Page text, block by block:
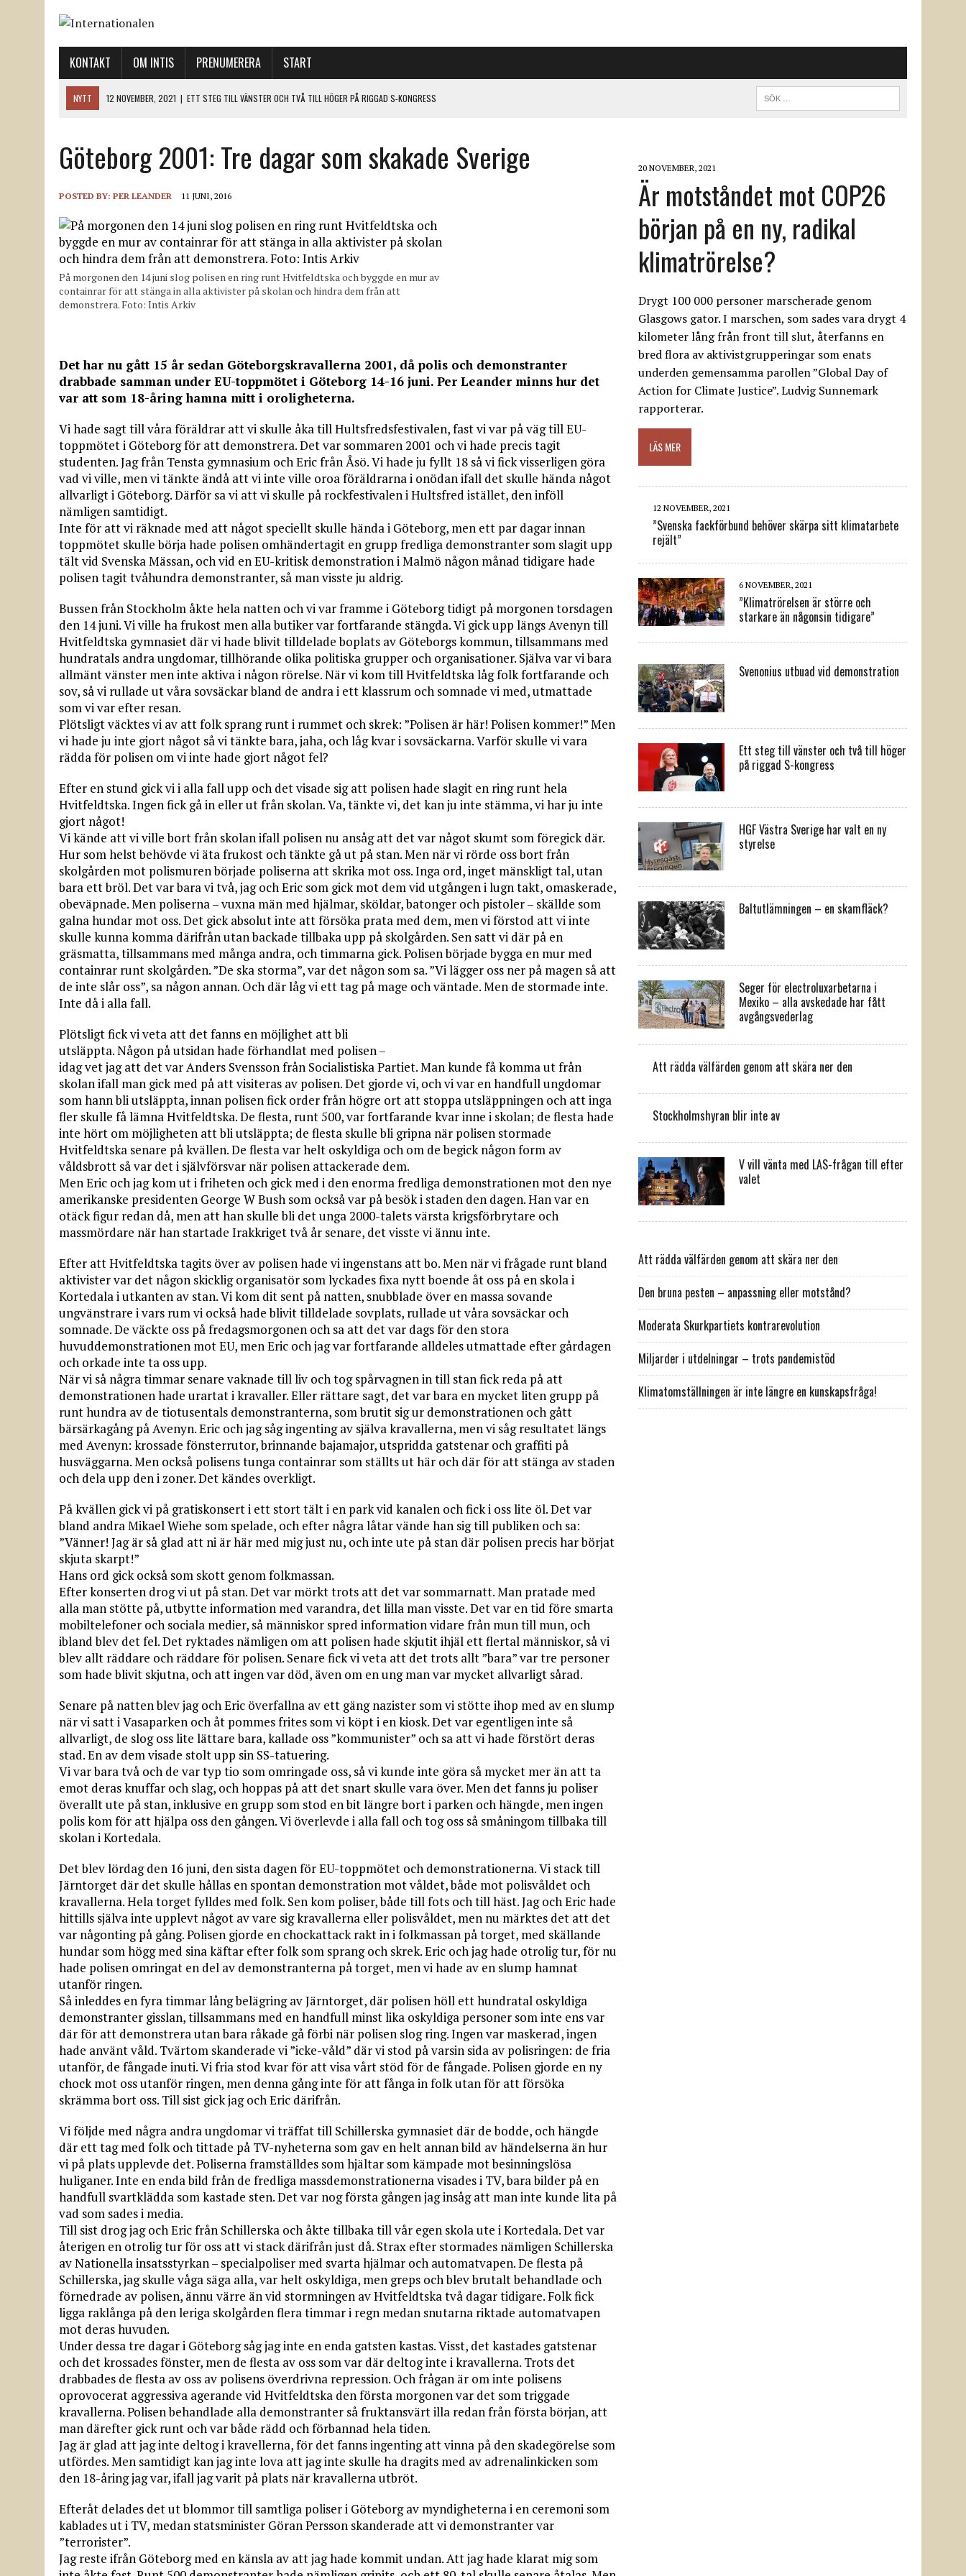
KONTAKT OM INTIS PRENUMERERA START
NYTT 12 NOVEMBER, 2021 | ETT STEG TILL VÄNSTER OCH TVÅ TILL HÖGER PÅ RIGGAD S-KONGRESS
12 NOVEMBER, 2021
”SVENSKA FACKFÖRBUND BEHÖVER SKÄRPA SITT KLIMATARBETE REJÄLT”
18 NOVEMBER, 2021 |
SVENONIUS UTBUAD VID DEMONSTRATION
18 NOVEMBER, 2021 | LO-LEDNINGEN GER UPP ETT LANDMÄRKE
Göteborg 2001: Tre dagar som skakade Sverige
POSTED BY: PER LEANDER 11 JUNI, 2016
På morgonen den 14 juni slog polisen en ring runt Hvitfeldtska och byggde en mur av
containrar för att stänga in alla aktivister på skolan och hindra dem från att
demonstrera. Foto: Intis Arkiv
Det har nu gått 15 år sedan Göteborgskravallerna 2001, då polis och demonstranter
drabbade samman under EU-toppmötet i Göteborg 14-16 juni. Per Leander minns hur det
var att som 18-åring hamna mitt i oroligheterna.
Vi hade sagt till våra föräldrar att vi skulle åka till Hultsfredsfestivalen, fast vi var på väg till EU-
toppmötet i Göteborg för att demonstrera. Det var sommaren 2001 och vi hade precis tagit
studenten. Jag från Tensta gymnasium och Eric från Åsö. Vi hade ju fyllt 18 så vi fick visserligen göra
vad vi ville, men vi tänkte ändå att vi inte ville oroa föräldrarna i onödan ifall det skulle hända något
allvarligt i Göteborg. Därför sa vi att vi skulle på rockfestivalen i Hultsfred istället, den inföll
nämligen samtidigt.
Inte för att vi räknade med att något speciellt skulle hända i Göteborg, men ett par dagar innan
toppmötet skulle börja hade polisen omhändertagit en grupp fredliga demonstranter som slagit upp
tält vid Svenska Mässan, och vid en EU-kritisk demonstration i Malmö någon månad tidigare hade
polisen tagit tvåhundra demonstranter, så man visste ju aldrig.
Bussen från Stockholm åkte hela natten och vi var framme i Göteborg tidigt på morgonen torsdagen
den 14 juni. Vi ville ha frukost men alla butiker var fortfarande stängda. Vi gick upp längs Avenyn till
Hvitfeldtska gymnasiet där vi hade blivit tilldelade boplats av Göteborgs kommun, tillsammans med
hundratals andra ungdomar, tillhörande olika politiska grupper och organisationer. Själva var vi bara
allmänt vänster men inte aktiva i någon rörelse. När vi kom till Hvitfeldtska låg folk fortfarande och
sov, så vi rullade ut våra sovsäckar bland de andra i ett klassrum och somnade vi med, utmattade
som vi var efter resan.
Plötsligt väcktes vi av att folk sprang runt i rummet och skrek: ”Polisen är här! Polisen kommer!” Men
vi hade ju inte gjort något så vi tänkte bara, jaha, och låg kvar i sovsäckarna. Varför skulle vi vara
rädda för polisen om vi inte hade gjort något fel?
Efter en stund gick vi i alla fall upp och det visade sig att polisen hade slagit en ring runt hela
Hvitfeldtska. Ingen fick gå in eller ut från skolan. Va, tänkte vi, det kan ju inte stämma, vi har ju inte
gjort något!
Vi kände att vi ville bort från skolan ifall polisen nu ansåg att det var något skumt som föregick där.
Hur som helst behövde vi äta frukost och tänkte gå ut på stan. Men när vi rörde oss bort från
skolgården mot polismuren började poliserna att skrika mot oss. Inga ord, inget mänskligt tal, utan
bara ett bröl. Det var bara vi två, jag och Eric som gick mot dem vid utgången i lugn takt, omaskerade,
obeväpnade. Men poliserna – vuxna män med hjälmar, sköldar, batonger och pistoler – skällde som
galna hundar mot oss. Det gick absolut inte att försöka prata med dem, men vi förstod att vi inte
skulle kunna komma därifrån utan backade tillbaka upp på skolgården. Sen satt vi där på en
gräsmatta, tillsammans med många andra, och timmarna gick. Polisen började bygga en mur med
containrar runt skolgården. ”De ska storma”, var det någon som sa. ”Vi lägger oss ner på magen så att
de inte slår oss”, sa någon annan. Och där låg vi ett tag på mage och väntade. Men de stormade inte.
Inte då i alla fall.
Plötsligt fick vi veta att det fanns en möjlighet att bli
utsläppta. Någon på utsidan hade förhandlat med polisen –
idag vet jag att det var Anders Svensson från Socialistiska Partiet. Man kunde få komma ut från
skolan ifall man gick med på att visiteras av polisen. Det gjorde vi, och vi var en handfull ungdomar
som hann bli utsläppta, innan polisen fick order från högre ort att stoppa utsläppningen och att inga
fler skulle få lämna Hvitfeldtska. De flesta, runt 500, var fortfarande kvar inne i skolan; de flesta hade
inte hört om möjligheten att bli utsläppta; de flesta skulle bli gripna när polisen stormade
Hvitfeldtska senare på kvällen. De flesta var helt oskyldiga och om de begick någon form av
våldsbrott så var det i självförsvar när polisen attackerade dem.
Men Eric och jag kom ut i friheten och gick med i den enorma fredliga demonstrationen mot den nye
amerikanske presidenten George W Bush som också var på besök i staden den dagen. Han var en
otäck figur redan då, men att han skulle bli det unga 2000-talets värsta krigsförbrytare och
massmördare när han startade Irakkriget två år senare, det visste vi ännu inte.
Efter att Hvitfeldtska tagits över av polisen hade vi ingenstans att bo. Men när vi frågade runt bland
aktivister var det någon skicklig organisatör som lyckades fixa nytt boende åt oss på en skola i
Kortedala i utkanten av stan. Vi kom dit sent på natten, snubblade över en massa sovande
ungvänstrare i vars rum vi också hade blivit tilldelade sovplats, rullade ut våra sovsäckar och
somnade. De väckte oss på fredagsmorgonen och sa att det var dags för den stora
huvuddemonstrationen mot EU, men Eric och jag var fortfarande alldeles utmattade efter gårdagen
och orkade inte ta oss upp.
När vi så några timmar senare vaknade till liv och tog spårvagnen in till stan fick reda på att
demonstrationen hade urartat i kravaller. Eller rättare sagt, det var bara en mycket liten grupp på
runt hundra av de tiotusentals demonstranterna, som brutit sig ur demonstrationen och gått
bärsärkagång på Avenyn. Eric och jag såg ingenting av själva kravallerna, men vi såg resultatet längs
med Avenyn: krossade fönsterrutor, brinnande bajamajor, utspridda gatstenar och graffiti på
husväggarna. Men också polisens tunga containrar som ställts ut här och där för att stänga av staden
och dela upp den i zoner. Det kändes overkligt.
På kvällen gick vi på gratiskonsert i ett stort tält i en park vid kanalen och fick i oss lite öl. Det var
bland andra Mikael Wiehe som spelade, och efter några låtar vände han sig till publiken och sa:
”Vänner! Jag är så glad att ni är här med mig just nu, och inte ute på stan där polisen precis har börjat
skjuta skarpt!”
Hans ord gick också som skott genom folkmassan.
Efter konserten drog vi ut på stan. Det var mörkt trots att det var sommarnatt. Man pratade med
alla man stötte på, utbytte information med varandra, det lilla man visste. Det var en tid före smarta
mobiltelefoner och sociala medier, så människor spred information vidare från mun till mun, och
ibland blev det fel. Det ryktades nämligen om att polisen hade skjutit ihjäl ett flertal människor, så vi
blev allt räddare och räddare för polisen. Senare fick vi veta att det trots allt ”bara” var tre personer
som hade blivit skjutna, och att ingen var död, även om en ung man var mycket allvarligt sårad.
Senare på natten blev jag och Eric överfallna av ett gäng nazister som vi stötte ihop med av en slump
när vi satt i Vasaparken och åt pommes frites som vi köpt i en kiosk. Det var egentligen inte så
allvarligt, de slog oss lite lättare bara, kallade oss ”kommunister” och sa att vi hade förstört deras
stad. En av dem visade stolt upp sin SS-tatuering.
Vi var bara två och de var typ tio som omringade oss, så vi kunde inte göra så mycket mer än att ta
emot deras knuffar och slag, och hoppas på att det snart skulle vara över. Men det fanns ju poliser
överallt ute på stan, inklusive en grupp som stod en bit längre bort i parken och hängde, men ingen
polis kom för att hjälpa oss den gången. Vi överlevde i alla fall och tog oss så småningom tillbaka till
skolan i Kortedala.
Det blev lördag den 16 juni, den sista dagen för EU-toppmötet och demonstrationerna. Vi stack till
Järntorget där det skulle hållas en spontan demonstration mot våldet, både mot polisvåldet och
kravallerna. Hela torget fylldes med folk. Sen kom poliser, både till fots och till häst. Jag och Eric hade
hittills själva inte upplevt något av vare sig kravallerna eller polisvåldet, men nu märktes det att det
var någonting på gång. Polisen gjorde en chockattack rakt in i folkmassan på torget, med skällande
hundar som högg med sina käftar efter folk som sprang och skrek. Eric och jag hade otrolig tur, för nu
hade polisen omringat en del av demonstranterna på torget, men vi hade av en slump hamnat
utanför ringen.
Så inleddes en fyra timmar lång belägring av Järntorget, där polisen höll ett hundratal oskyldiga
demonstranter gisslan, tillsammans med en handfull minst lika oskyldiga personer som inte ens var
där för att demonstrera utan bara råkade gå förbi när polisen slog ring. Ingen var maskerad, ingen
hade använt våld. Tvärtom skanderade vi ”icke-våld” där vi stod på varsin sida av polisringen: de fria
utanför, de fångade inuti. Vi fria stod kvar för att visa vårt stöd för de fångade. Polisen gjorde en ny
chock mot oss utanför ringen, men denna gång inte för att fånga in folk utan för att försöka
skrämma bort oss. Till sist gick jag och Eric därifrån.
Vi följde med några andra ungdomar vi träffat till Schillerska gymnasiet där de bodde, och hängde
där ett tag med folk och tittade på TV-nyheterna som gav en helt annan bild av händelserna än hur
vi på plats upplevde det. Poliserna framställdes som hjältar som kämpade mot besinningslösa
huliganer. Inte en enda bild från de fredliga massdemonstrationerna visades i TV, bara bilder på en
handfull svartklädda som kastade sten. Det var nog första gången jag insåg att man inte kunde lita på
vad som sades i media.
Till sist drog jag och Eric från Schillerska och åkte tillbaka till vår egen skola ute i Kortedala. Det var
återigen en otrolig tur för oss att vi stack därifrån just då. Strax efter stormades nämligen Schillerska
av Nationella insatsstyrkan – specialpoliser med svarta hjälmar och automatvapen. De flesta på
Schillerska, jag skulle våga säga alla, var helt oskyldiga, men greps och blev brutalt behandlade och
förnedrade av polisen, ännu värre än vid stormningen av Hvitfeldtska två dagar tidigare. Folk fick
ligga raklånga på den leriga skolgården flera timmar i regn medan snutarna riktade automatvapen
mot deras huvuden.
Under dessa tre dagar i Göteborg såg jag inte en enda gatsten kastas. Visst, det kastades gatstenar
och det krossades fönster, men de flesta av oss som var där deltog inte i kravallerna. Trots det
drabbades de flesta av oss av polisens överdrivna repression. Och frågan är om inte polisens
oprovocerat aggressiva agerande vid Hvitfeldtska den första morgonen var det som triggade
kravallerna. Polisen behandlade alla demonstranter så fruktansvärt illa redan från första början, att
man därefter gick runt och var både rädd och förbannad hela tiden.
Jag är glad att jag inte deltog i kravellerna, för det fanns ingenting att vinna på den skadegörelse som
utfördes. Men samtidigt kan jag inte lova att jag inte skulle ha dragits med av adrenalinkicken som
den 18-åring jag var, ifall jag varit på plats när kravallerna utbröt.
Efteråt delades det ut blommor till samtliga poliser i Göteborg av myndigheterna i en ceremoni som
kablades ut i TV, medan statsminister Göran Persson skanderade att vi demonstranter var
”terrorister”.
Jag reste ifrån Göteborg med en känsla av att jag hade kommit undan. Att jag hade klarat mig som
20 NOVEMBER, 2021
Är motståndet mot COP26
början på en ny, radikal
klimatrörelse?
Drygt 100 000 personer marscherade genom
Glasgows gator. I marschen, som sades vara drygt 4
kilometer lång från front till slut, återfanns en
bred flora av aktivistgrupperingar som enats
underden gemensamma parollen ”Global Day of
Action for Climate Justice”. Ludvig Sunnemark
rapporterar.
LÄS MER
12 NOVEMBER, 2021
”Svenska fackförbund behöver skärpa sitt klimatarbete
rejält”
6 NOVEMBER, 2021
”Klimatrörelsen är större och
starkare än någonsin tidigare”
Svenonius utbuad vid demonstration
Ett steg till vänster och två till höger
på riggad S-kongress
HGF Västra Sverige har valt en ny
styrelse
Baltutlämningen – en skamfläck?
Seger för electroluxarbetarna i
Mexiko – alla avskedade har fått
avgångsvederlag
Att rädda välfärden genom att skära ner den
Stockholmshyran blir inte av
V vill vänta med LAS-frågan till efter
valet
Att rädda välfärden genom att skära ner den
Den bruna pesten – anpassning eller motstånd?
Moderata Skurkpartiets kontrarevolution
Miljarder i utdelningar – trots pandemistöd
Klimatomställningen är inte längre en kunskapsfråga!